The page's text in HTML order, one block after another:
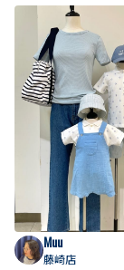
Muu
藤崎店